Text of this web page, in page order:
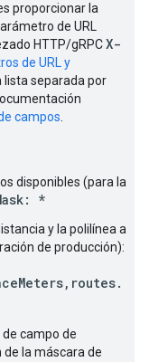
proporcionar la
de URL
HTTP/gRPCX-
de URL y
lista separada por
campos
disponibles (para la
*
y la polilínea a
de producción):
campo de
de la máscara de